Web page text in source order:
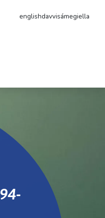
englishdavvisámegiella
alasvetovalikkoa